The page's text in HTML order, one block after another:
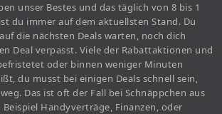
unser Bestes und das täglich von 8 bis 1
du immer auf dem aktuellsten Stand. Du
die nächsten Deals warten, noch dich
Deal verpasst. Viele der Rabattaktionen und
oder binnen weniger Minuten
du musst bei einigen Deals schnell sein,
Das ist oft der Fall bei Schnäppchen aus
Handyverträge, Finanzen, oder